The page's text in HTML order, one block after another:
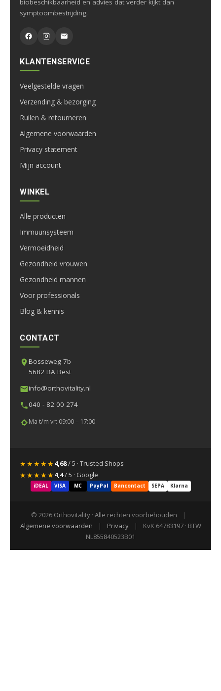
biobeschikbaarheid en advies dat verder kijkt dan
symptoombestrijding.
KLANTENSERVICE
Veelgestelde vragen
Verzending & bezorging
Ruilen & retourneren
Algemene voorwaarden
Privacy statement
Mijn account
WINKEL
Alle producten
Immuunsysteem
Vermoeidheid
Gezondheid vrouwen
Gezondheid mannen
Voor professionals
Blog & kennis
CONTACT
Bosseweg 7b
5682 BA Best
info@orthovitality.nl
040 - 82 00 274
Ma t/m vr: 09:00 – 17:00
★★★★★4,68/ 5 · Trusted Shops
★★★★★4,4/ 5 · Google
iDEAL VISA MC PayPal Bancontact SEPA Klarna
© 2026 Orthovitality · Alle rechten voorbehouden
|
Algemene voorwaarden
| Privacy |
KvK 64783197 · BTW
NL855840523B01